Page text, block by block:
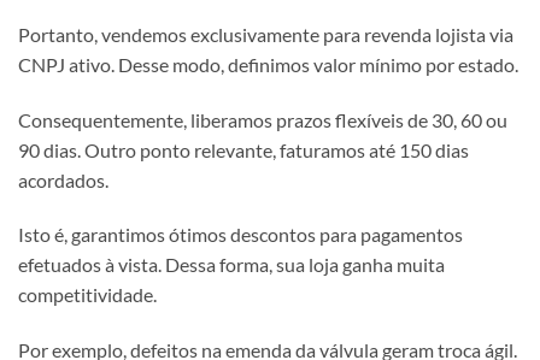
Portanto, vendemos exclusivamente para revenda lojista via
CNPJ ativo. Desse modo, definimos valor mínimo por estado.
Consequentemente, liberamos prazos flexíveis de 30, 60 ou
90 dias. Outro ponto relevante, faturamos até 150 dias
acordados.
Isto é, garantimos ótimos descontos para pagamentos
efetuados à vista. Dessa forma, sua loja ganha muita
competitividade.
Por exemplo, defeitos na emenda da válvula geram troca ágil.